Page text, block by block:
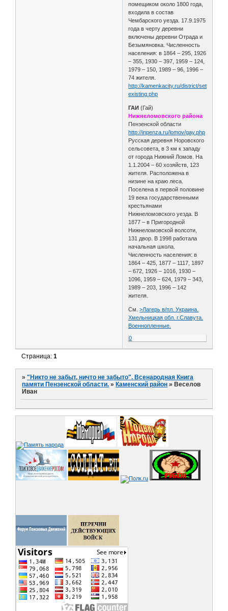
помещиком около 1800 года,
входила в состав
Чембарского уезда. 17.9.1975
года в черту деревни
включены деревни Отрада и
Безымяновка. Численность
населения: в 1864 – 295, 1926
– 355, 1930 – 397, 1959 – 124,
1979 – 150, 1989 – 96, 1996 –
74 жителя.
http://kamenkacity.ru/district/
existing.php
ГАИ (Гай)
Нижнеломовского района
Пензенской области
http://inpenza.ru/lomov/gay.php
Русская деревня Норовского
сельсовета, в 3 км к западу
от города Нижний Ломов. На
1.1.2004 – 60 хозяйств, 123
жителя. Расположена в
низине на краю леса.
Поселена в первой половине
19 века государственными
крестьянами
Нижнеломовского уезда. В
1877 – в Пригородной
Нижнеломовской волсоти,
131 двор. В 1998 работала
начальная школа.
Численность населения: в
1864 – 425, 1877 – 1117, 1897
– 672, 1926 – 1016, 1930 –
1096, 1959 – 624, 1979 – 343,
1989 – 203, 1996 – 142
жителя.
См.>Лагерь в/пл. Украина.
Хмельницкая обл. г.Славута.
Военнопленные.
0
Страница:1
»"Никто не забыт, ничто не забыто". Всенародная Книга
памяти Пензенской области. » Каменский район » Веселов
Иван